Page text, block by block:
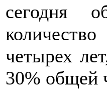
сегодня
четырех
30% общей